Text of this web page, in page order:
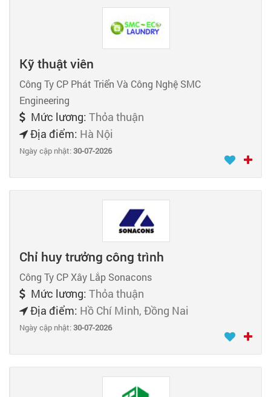
Kỹ thuật viên
Công Ty CP Phát Triển Và Công Nghệ SMC
Engineering
Mức lương: Thỏa thuận
Địa điểm: Hà Nội
Ngày cập nhật:30-07-2026
Chỉ huy trưởng công trình
Công Ty CP Xây Lắp Sonacons
Mức lương: Thỏa thuận
Địa điểm: Hồ Chí Minh, Đồng Nai
Ngày cập nhật:30-07-2026